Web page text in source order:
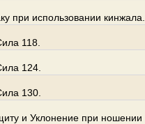
при использовании кинжала.
118.
124.
130.
и Уклонение при ношении